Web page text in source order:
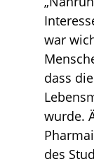
war
dass
wurde.
des